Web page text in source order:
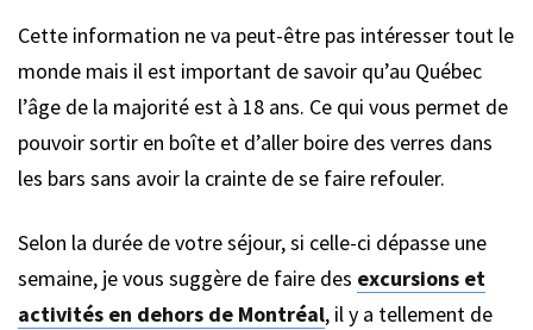
Cette information ne va peut-être pas intéresser tout le
monde mais il est important de savoir qu’au Québec
l’âge de la majorité est à 18 ans. Ce qui vous permet de
pouvoir sortir en boîte et d’aller boire des verres dans
les bars sans avoir la crainte de se faire refouler.
Selon la durée de votre séjour, si celle-ci dépasse une
semaine, je vous suggère de faire des excursions et
activités en dehors de Montréal, il y a tellement de